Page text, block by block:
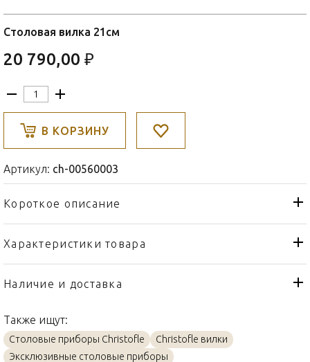
Столовая вилка 21см
20 790,00 ₽
В КОРЗИНУ
Артикул: ch-00560003
Короткое описание
Характеристики товара
Тип товара
Вилка
Бренд
Страна производителя
Материал
Посеребрение
Наличие и доставка
Также ищут:
Столовые приборы Christofle
Christofle вилки
Эксклюзивные столовые приборы